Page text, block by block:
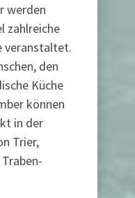
werden
zahlreiche
veranstaltet.
den
Küche
können
in der
Trier,